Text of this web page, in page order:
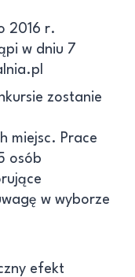
2016 r.
w dniu 7
zostanie
miejsc. Prace
osób
w wyborze
efekt